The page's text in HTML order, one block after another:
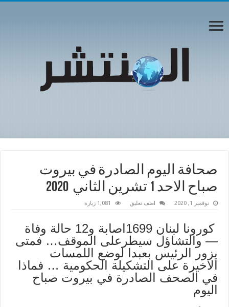
صحافة اليوم الصادرة في بيروت
صباح الاحد 1 تشرين الثاني 2020
نوفمبر 1, 2020 اضف تعليق 1,081 زيارة
كورونا لبنان 1699اصابة و12 حالة وفاة
— والتشاؤل سيطرعلى الموقف… فمتى
يزور الرئيس بعبدا لوضع اللمسات
الاخيرة على التشكيلة الحكومية … فماذا
في الصحف الصادرة في بيروت صباح
اليوم